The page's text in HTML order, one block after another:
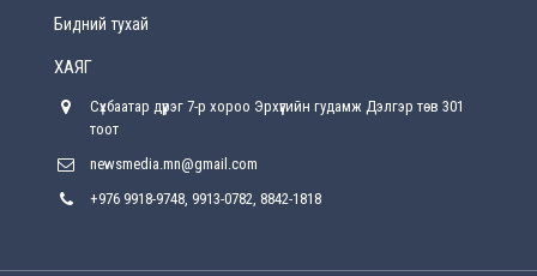
хүрсэн өгөөжөөрөө ажлаа үнэлж, хэрэгжилтээ
Улсын онцгой комисс өвөлжилтийн бэлтгэл,
Бидний тухай
ХАЯГ
Сүхбаатар дүүрэг 7-р хороо Эрхүүгийн гудамж Дэлгэр төв 301
тоот
newsmedia.mn@gmail.com
+976 9918-9748, 9913-0782, 8842-1818